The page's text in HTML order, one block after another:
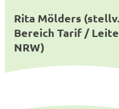
Rita Mölders
Bereich Tarif /
NRW)